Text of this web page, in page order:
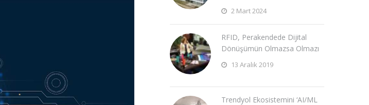
2 Mart 2024
RFID, Perakendede Dijital
Dönüşümün Olmazsa Olmazı
13 Aralık 2019
Trendyol Ekosistemini ‘AI/ML